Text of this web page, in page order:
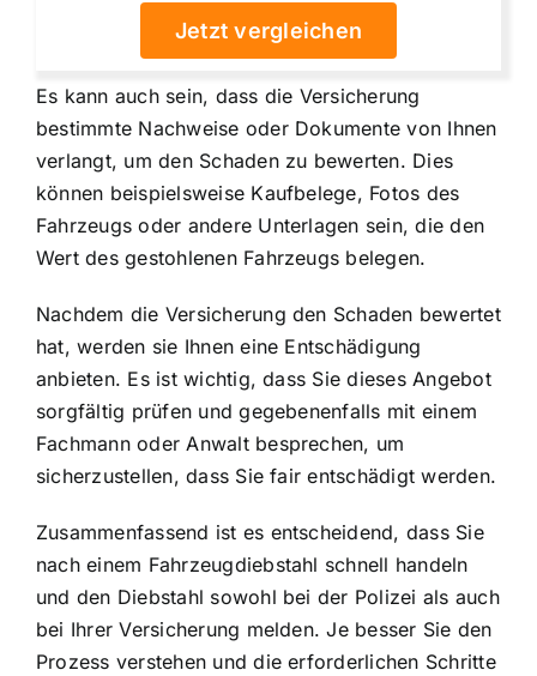
Jetzt vergleichen
Es kann auch sein, dass die Versicherung
bestimmte Nachweise oder Dokumente von Ihnen
verlangt, um den Schaden zu bewerten. Dies
können beispielsweise Kaufbelege, Fotos des
Fahrzeugs oder andere Unterlagen sein, die den
Wert des gestohlenen Fahrzeugs belegen.
Nachdem die Versicherung den Schaden bewertet
hat, werden sie Ihnen eine Entschädigung
anbieten. Es ist wichtig, dass Sie dieses Angebot
sorgfältig prüfen und gegebenenfalls mit einem
Fachmann oder Anwalt besprechen, um
sicherzustellen, dass Sie fair entschädigt werden.
Zusammenfassend ist es entscheidend, dass Sie
nach einem Fahrzeugdiebstahl schnell handeln
und den Diebstahl sowohl bei der Polizei als auch
bei Ihrer Versicherung melden. Je besser Sie den
Prozess verstehen und die erforderlichen Schritte